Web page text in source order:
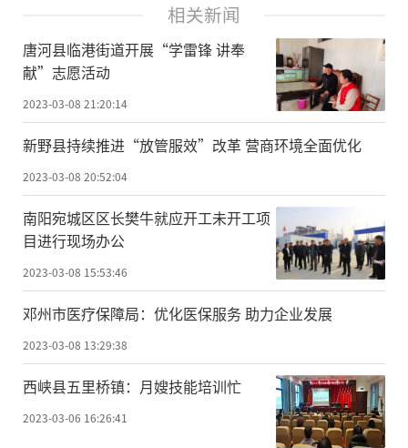
相关新闻
唐河县临港街道开展“学雷锋 讲奉
献”志愿活动
2023-03-08 21:20:14
新野县持续推进“放管服效”改革 营商环境全面优化
2023-03-08 20:52:04
南阳宛城区区长樊牛就应开工未开工项
目进行现场办公
2023-03-08 15:53:46
邓州市医疗保障局：优化医保服务 助力企业发展
2023-03-08 13:29:38
西峡县五里桥镇：月嫂技能培训忙
2023-03-06 16:26:41